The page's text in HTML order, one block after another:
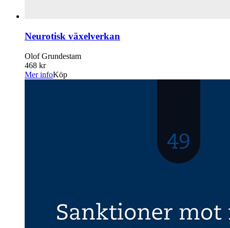
Neurotisk växelverkan
Olof Grundestam
468 kr
Mer infoKöp